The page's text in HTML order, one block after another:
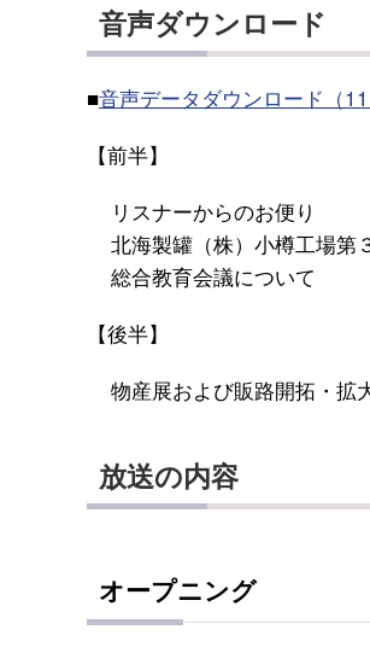
音声ダウンロード
■音声データダウンロード（
【前半】
リスナーからのお便り
北海製罐（株）小樽工場第
総合教育会議について
【後半】
物産展および販路開拓・拡
放送の内容
オープニング